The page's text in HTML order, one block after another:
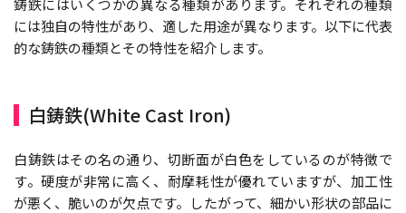
鋳鉄にはいくつかの異なる種類があります。それぞれの種類
には独自の特性があり、適した用途が異なります。以下に代表
的な鋳鉄の種類とその特性を紹介します。
白鋳鉄(White Cast Iron)
白鋳鉄はその名の通り、切断面が白色をしているのが特徴で
す。硬度が非常に高く、耐摩耗性が優れていますが、加工性
が悪く、脆いのが欠点です。したがって、細かい形状の部品に